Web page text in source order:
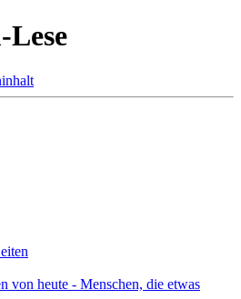
von heute - Menschen, die etwas